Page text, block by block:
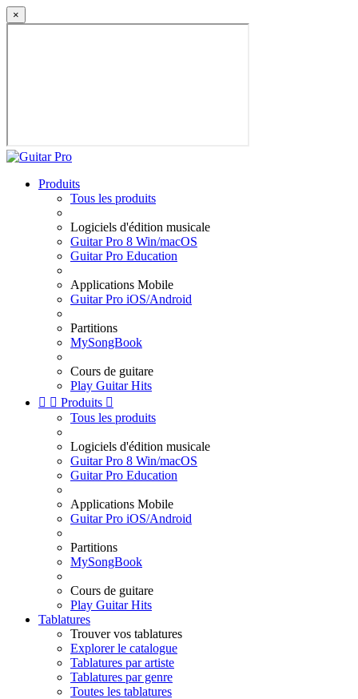
×
Produits
Tous les produits
Logiciels d'édition musicale
Guitar Pro 8 Win/macOS
Guitar Pro Education
Applications Mobile
Guitar Pro iOS/Android
Partitions
MySongBook
Cours de guitare
Play Guitar Hits
  Produits 
Tous les produits
Logiciels d'édition musicale
Guitar Pro 8 Win/macOS
Guitar Pro Education
Applications Mobile
Guitar Pro iOS/Android
Partitions
MySongBook
Cours de guitare
Play Guitar Hits
Tablatures
Trouver vos tablatures
Explorer le catalogue
Tablatures par artiste
Tablatures par genre
Toutes les tablatures